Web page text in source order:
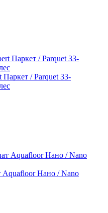
/ Parquet 33-
Нано / Nano